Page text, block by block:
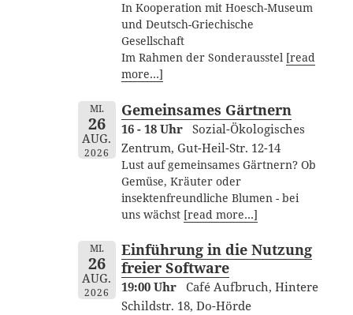
In Kooperation mit Hoesch-Museum
und Deutsch-Griechische
Gesellschaft
Im Rahmen der Sonderausstel [read
more…]
MI.
26
AUG.
2026
Gemeinsames Gärtnern
16 - 18 Uhr
Sozial-Ökologisches
Zentrum, Gut-Heil-Str. 12-14
Lust auf gemeinsames Gärtnern? Ob
Gemüse, Kräuter oder
insektenfreundliche Blumen - bei
uns wächst [read more…]
MI.
26
AUG.
2026
Einführung in die Nutzung
freier Software
19:00 Uhr
Café Aufbruch, Hintere
Schildstr. 18, Do-Hörde